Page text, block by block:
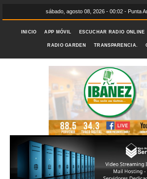
sábado, agosto 08, 2026 - 00:02 - Punta
INICIO APP MÓVIL ESCUCHAR RADIO ONLINE
RADIO GARDEN TRANSPARENCIA.